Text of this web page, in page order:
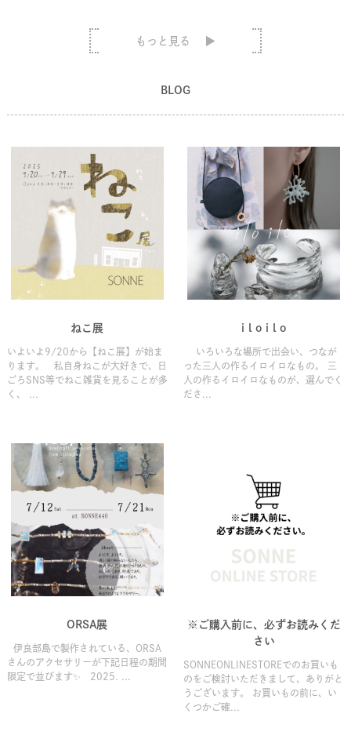
もっと見る
BLOG
ねこ展
いよいよ9/20から【ねこ展】が始ま
ります。 私自身ねこが大好きで、日
ごろSNS等でねこ雑貨を見ることが多
く、 ...
i l o i l o
いろいろな場所で出会い、つなが
った三人の作るイロイロなもの。 三
人の作るイロイロなものが、選んでく
ださ...
ORSA展
伊良部島で製作されている、ORSA
さんのアクセサリーが下記日程の期間
限定で並びます✨ 2025. ...
※ご購入前に、必ずお読みくだ
さい
SONNEONLINESTOREでのお買いも
のをご検討いただきまして、ありがと
うございます。 お買いもの前に、い
くつかご確...